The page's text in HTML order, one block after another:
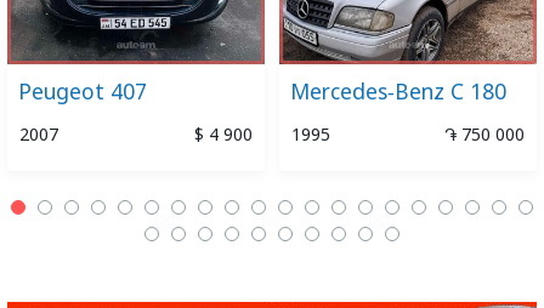
Peugeot 407
2007 $ 4 900
Mercedes-Benz C 180
1995 ֏ 750 000